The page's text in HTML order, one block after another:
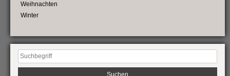
Weihnachten
Winter
Suchen
nach: